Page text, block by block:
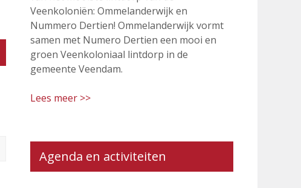
Veenkoloniën: Ommelanderwijk en
Nummero Dertien! Ommelanderwijk vormt
samen met Numero Dertien een mooi en
groen Veenkoloniaal lintdorp in de
gemeente Veendam.
Lees meer >>
Agenda en activiteiten